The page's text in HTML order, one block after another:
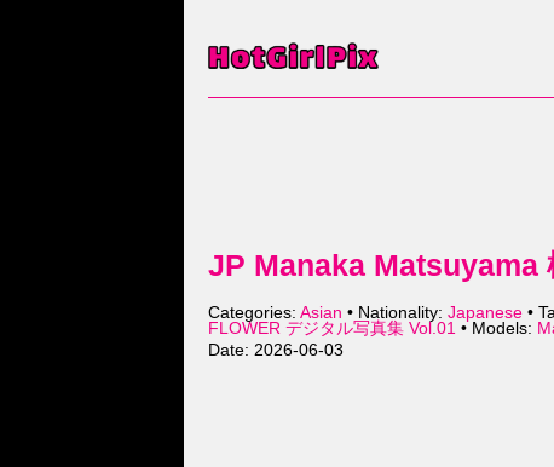
JP Manaka Matsuyama
Categories: Asian • Nationality: Japanese •
FLOWER デジタル写真集 Vol.01 • Models:
Date: 2026-06-03